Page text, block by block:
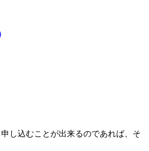
し込むことが出来るのであれば、そ